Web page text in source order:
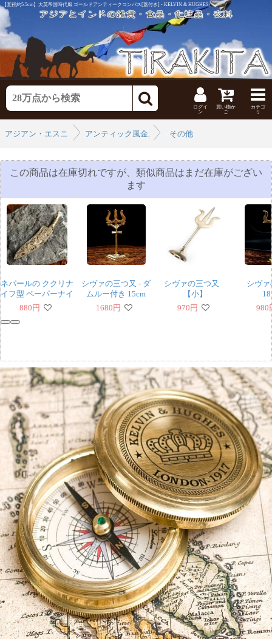
【直径約5.5cm】大英帝国時代風 ゴールドアンティークコンパス[蓋付き] - KELVIN & HUGHES
ログイ
ン
買い物か
ご
カテゴ
リ
アジアン・エスニックなインテリア
アンティック風金属製品その他
この商品は在庫切れですが、類似商品はまだ在庫がござい
ます
ネパールの ククリナ
イフ型 ペーパーナイ
フ レターオープナー
約：10.5cm
880 円
シヴァの三つ又 - ダ
ムルー付き 15cm
1680 円
シヴァの三つ又
【小】
970 円
シヴ
980
‹